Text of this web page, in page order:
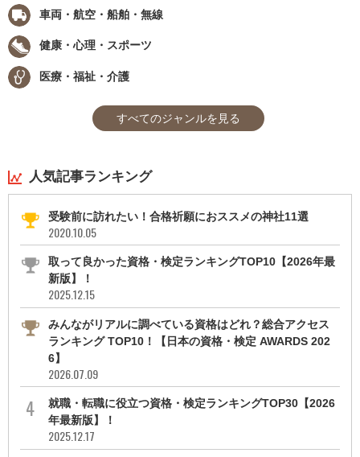
車両・航空・船舶・無線
健康・心理・スポーツ
医療・福祉・介護
すべてのジャンルを見る
人気記事ランキング
受験前に訪れたい！合格祈願におススメの神社11選
2020.10.05
取って良かった資格・検定ランキングTOP10【2026年最
新版】！
2025.12.15
みんながリアルに調べている資格はどれ？総合アクセス
ランキング TOP10！【日本の資格・検定 AWARDS 202
6】
2026.07.09
就職・転職に役立つ資格・検定ランキングTOP30【2026
年最新版】！
2025.12.17